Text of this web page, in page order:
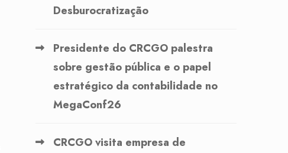
Desburocratização
Presidente do CRCGO palestra
sobre gestão pública e o papel
estratégico da contabilidade no
MegaConf26
CRCGO visita empresa de